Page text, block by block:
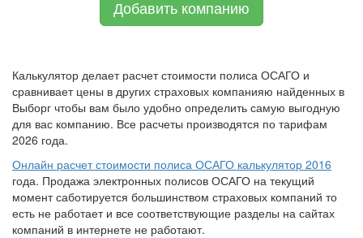
Добавить компанию
Калькулятор делает расчет стоимости полиса ОСАГО и
сравнивает цены в других страховых компанияю найденных в
Выборг чтобы вам было удобно определить самую выгодную
для вас компанию. Все расчеты производятся по тарифам
2026 года.
Онлайн расчет стоимости полиса ОСАГО калькулятор 2016
года. Продажа электронных полисов ОСАГО на текущий
момент саботируется большинством страховых компаний то
есть не работает и все соответствующие разделы на сайтах
компаний в интернете не работают.